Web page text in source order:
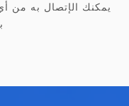
يمكنك الإتصال به من